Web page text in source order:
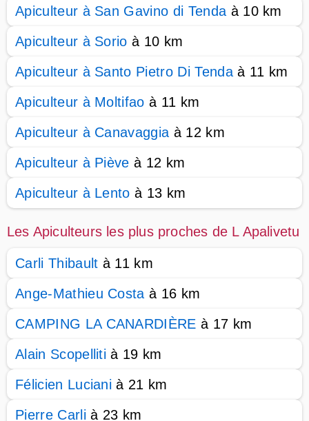
Apiculteur à San Gavino di Tenda à 10 km
Apiculteur à Sorio à 10 km
Apiculteur à Santo Pietro Di Tendaà 11 km
Apiculteur à Moltifao à 11 km
Apiculteur à Canavaggia à 12 km
Apiculteur à Piève à 12 km
Apiculteur à Lento à 13 km
Les Apiculteurs les plus proches de L Apalivetu
Carli Thibault à 11 km
Ange-Mathieu Costa à 16 km
CAMPING LA CANARDIÈRE à 17 km
Alain Scopelliti à 19 km
Félicien Luciani à 21 km
Pierre Carlià 23 km